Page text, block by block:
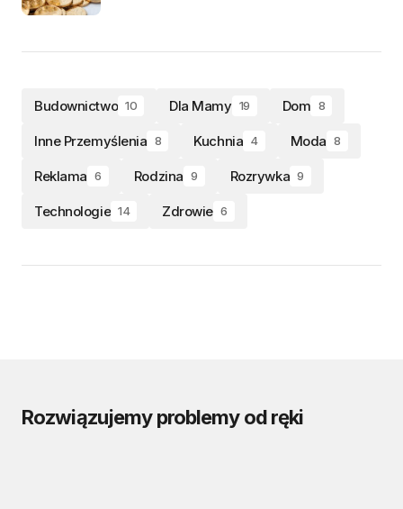
Budownictwo 10 Dla Mamy 19 Dom 8
Inne Przemyślenia 8 Kuchnia 4 Moda 8
Reklama 6 Rodzina 9 Rozrywka 9
Technologie 14 Zdrowie 6
Rozwiązujemy problemy od ręki